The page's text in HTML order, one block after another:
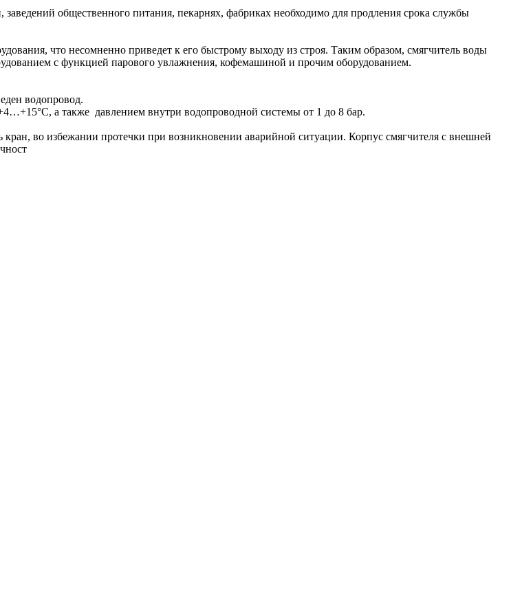
общественного питания, пекарнях, фабриках необходимо для продления срока службы
что несомненно приведет к его быстрому выходу из строя. Таким образом, смягчитель воды
с функцией парового увлажнения, кофемашиной и прочим оборудованием.
водопровод.
а также давлением внутри водопроводной системы от 1 до 8 бар.
во избежании протечки при возникновении аварийной ситуации. Корпус смягчителя с внешней